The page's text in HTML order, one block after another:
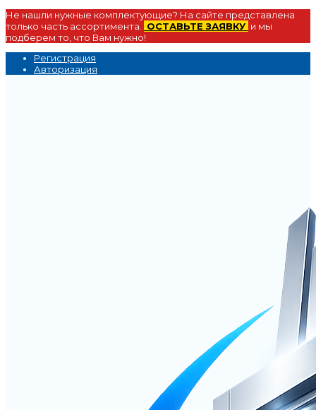
Не нашли нужные комплектующие? На сайте представлена
только часть ассортимента.
ОСТАВЬТЕ ЗАЯВКУ и мы
подберем то, что Вам нужно!
Регистрация
Авторизация